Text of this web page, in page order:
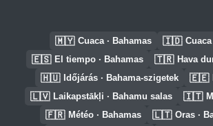
🇲🇾 Cuaca · Bahamas 🇮🇩
🇪🇸 El tiempo · Bahamas 🇹🇷 Hava
🇭🇺 Időjárás · Bahama-szigetek 🇪🇪
🇱🇻 Laikapstākļi · Bahamu salas 🇮🇹
🇫🇷 Météo · Bahamas 🇱🇹 Oras ·